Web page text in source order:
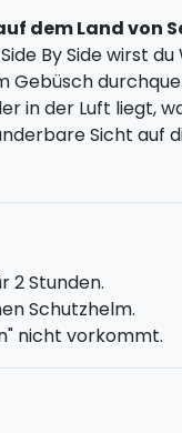
dem Land von
By Side wirst du
Gebüsch
in der Luft liegt,
Sicht auf
den Turmfalken,
auch verschiende
mit
Ackerland von
2 Stunden.
Schutzhelm.
nicht vorkommt.